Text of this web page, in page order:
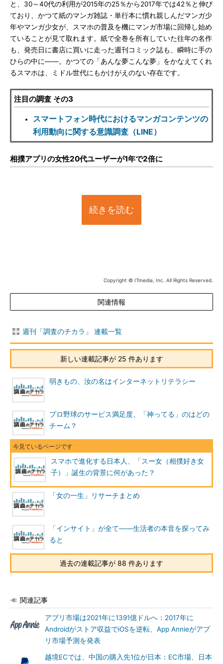
と、30～40代の利用が2015年の25％から2017年では42％と伸び
ており、かつて紙のマンガ雑誌・単行本に慣れ親しんだマンガ少
年やマンガ少女が、スマホの普及を機にマンガ市場に回帰し始め
ていることが見て取れます。紙で全巻を所有していた往年の名作
も、発売日に書店に買いに走った週刊コミック誌も、瞬時に手の
ひらの中に――。かつての「あんな夢こんな夢」をかなえてくれ
るスマホは、ミドル世代にもかけがえのない存在です。
注目の調査 その3
スマートフォン時代におけるマンガコンテンツの
利用動向に関する意識調査（LINE）
相撲アプリの女性20代ユーザーが1年で2倍に
続きを読む
Copyright © ITmedia, Inc. All Rights Reserved.
関連情報
週刊「調査のチカラ」 連載一覧
新しい連載記事が 25 件あります
弱きもの、汝の名はインターネットリテラシー
プロ野球のサービス満足度、「神ってる」のはどの
チーム？
スマホで進化する日本人、「スー女（相撲好き女
子）」誕生の背景に何があった？
「女の一生」リサーチまとめ
「インサイト」が全て――生活者の本音を探ってみ
ると
過去の連載記事が 88 件あります
関連記事
アプリ市場は2021年に1391億ドルへ：2017年に
Androidがストア収益でiOSを逆転、App Annieがアプ
リ市場予測を発表
越境ECでは、中国の購入先1位が日本：EC市場、日本